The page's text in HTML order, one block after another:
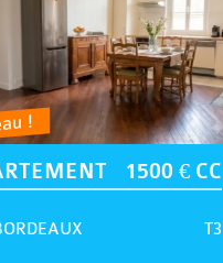
!
1500 € CC
T3